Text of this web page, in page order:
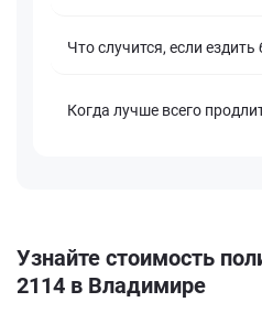
Что случится, если
Когда лучше всего
Узнайте стоимость
2114 в Владимире